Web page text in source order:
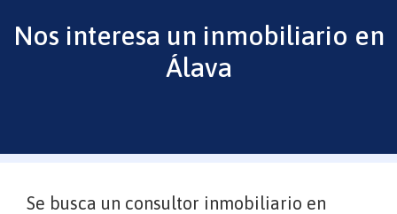
Nos interesa un inmobiliario en
Álava
Se busca un consultor inmobiliario en